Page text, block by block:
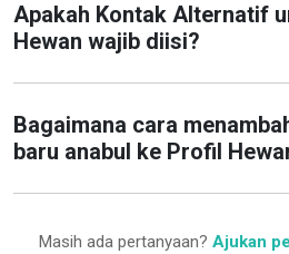
Apakah Kontak Alternatif
Hewan wajib diisi?
Bagaimana cara
baru anabul ke Profil
Masih ada pertanyaan? Ajukan